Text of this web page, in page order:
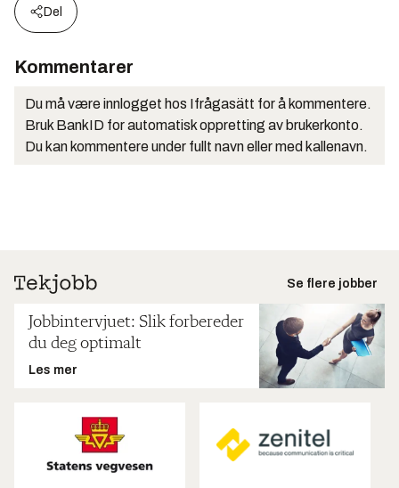
Del
Kommentarer
Du må være innlogget hos Ifrågasätt for å kommentere.
Bruk BankID for automatisk oppretting av brukerkonto.
Du kan kommentere under fullt navn eller med kallenavn.
Se flere jobber
Jobbintervjuet: Slik forbereder
du deg optimalt
Les mer